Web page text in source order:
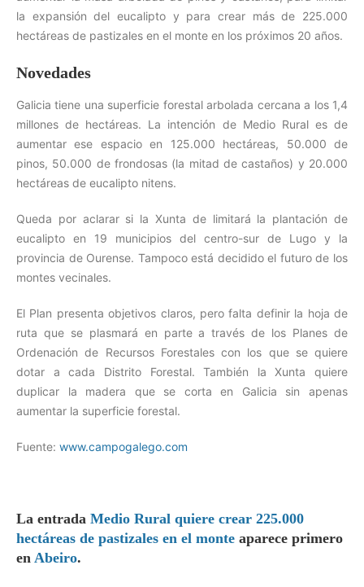
la expansión del eucalipto y para crear más de 225.000
hectáreas de pastizales en el monte en los próximos 20 años.
Novedades
Galicia tiene una superficie forestal arbolada cercana a los 1,4
millones de hectáreas. La intención de Medio Rural es de
aumentar ese espacio en 125.000 hectáreas, 50.000 de
pinos, 50.000 de frondosas (la mitad de castaños) y 20.000
hectáreas de eucalipto nitens.
Queda por aclarar si la Xunta de limitará la plantación de
eucalipto en 19 municipios del centro-sur de Lugo y la
provincia de Ourense. Tampoco está decidido el futuro de los
montes vecinales.
El Plan presenta objetivos claros, pero falta definir la hoja de
ruta que se plasmará en parte a través de los Planes de
Ordenación de Recursos Forestales con los que se quiere
dotar a cada Distrito Forestal. También la Xunta quiere
duplicar la madera que se corta en Galicia sin apenas
aumentar la superficie forestal.
Fuente: www.campogalego.com
La entrada Medio Rural quiere crear 225.000
hectáreas de pastizales en el monte aparece primero
en Abeiro.